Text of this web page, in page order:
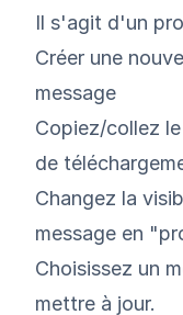
Il s'agit d'un
Créer une
message
Copiez/collez
de
Changez la
message en
Choisissez un
mettre à jour.